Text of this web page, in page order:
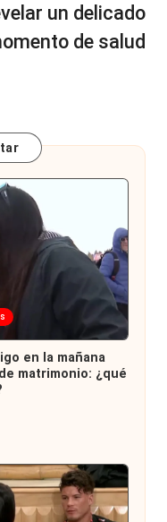
un delicado
de salud
en la mañana
matrimonio: ¿qué